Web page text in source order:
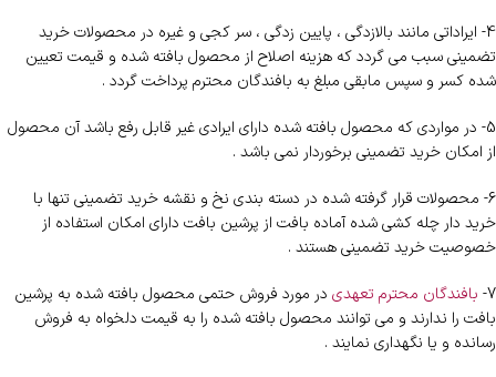
4- ایراداتی مانند بالازدگی ، پایین زدگی ، سر کجی و غیره در محصولات خرید
تضمینی سبب می گردد که هزینه اصلاح از محصول بافته شده و قیمت تعیین
شده کسر و سپس مابقی مبلغ به بافندگان محترم پرداخت گردد .
5- در مواردی که محصول بافته شده دارای ایرادی غیر قابل رفع باشد آن محصول
از امکان خرید تضمینی برخوردار نمی باشد .
6- محصولات قرار گرفته شده در دسته بندی نخ و نقشه خرید تضمینی تنها با
خرید دار چله کشی شده آماده بافت از پرشین بافت دارای امکان استفاده از
خصوصیت خرید تضمینی هستند .
7- بافندگان محترم تعهدی در مورد فروش حتمی محصول بافته شده به پرشین
بافت را ندارند و می توانند محصول بافته شده را به قیمت دلخواه به فروش
رسانده و یا نگهداری نمایند .